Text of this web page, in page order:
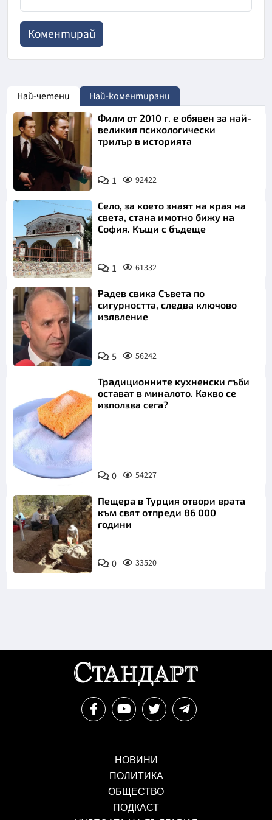
Най-четени Най-коментирани
Филм от 2010 г. е обявен за най-
великия психологически
трилър в историята
1 92422
Село, за което знаят на края на
света, стана имотно бижу на
София. Къщи с бъдеще
1 61332
Радев свика Съвета по
сигурността, следва ключово
изявление
5 56242
Снимка:
Пиксабей
Традиционните кухненски гъби
остават в миналото. Какво се
използва сега?
0 54227
Пещера в Турция отвори врата
към свят отпреди 86 000
години
0 33520
НОВИНИ
ПОЛИТИКА
ОБЩЕСТВО
ПОДКАСТ